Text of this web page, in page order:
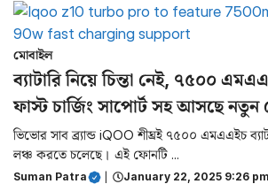
মোবাইল
ব্যাটারি নিয়ে চিন্তা নেই, ৭৫০০
ফাস্ট চার্জিং সাপোর্ট সহ আসছে
ভিভোর সাব ব্র্যান্ড iQOO শীঘ্রই ৭৫০০ এমএএইচ
লঞ্চ করতে চলেছে। এই ফোনটি ...
Suman Patra January 22, 2025 9:26 pm